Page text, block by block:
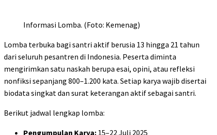
Informasi Lomba. (Foto: Kemenag)
Lomba terbuka bagi santri aktif berusia 13 hingga 21 tahun
dari seluruh pesantren di Indonesia. Peserta diminta
mengirimkan satu naskah berupa esai, opini, atau refleksi
nonfiksi sepanjang 800–1.200 kata. Setiap karya wajib disertai
biodata singkat dan surat keterangan aktif sebagai santri.
Berikut jadwal lengkap lomba:
Pengumpulan Karya: 15–22 Juli 2025